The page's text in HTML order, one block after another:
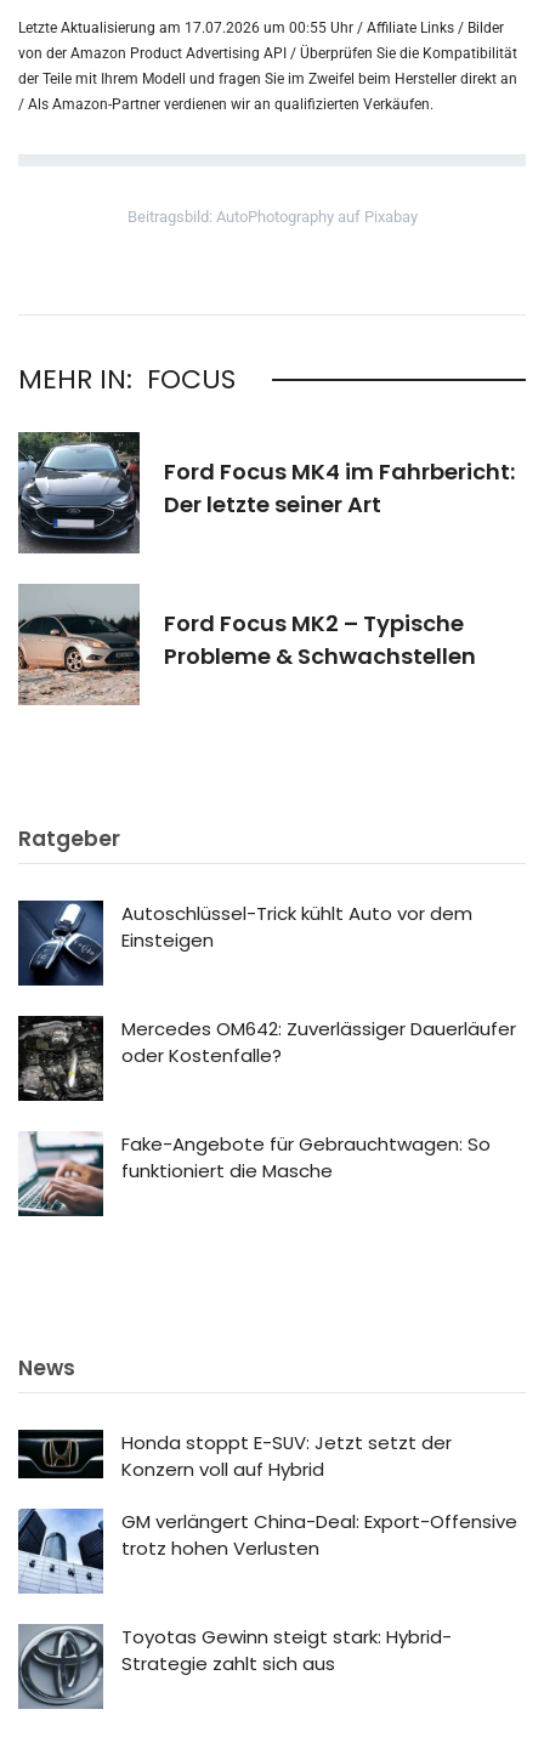
Letzte Aktualisierung am 17.07.2026 um 00:55 Uhr / Affiliate Links / Bilder
von der Amazon Product Advertising API / Überprüfen Sie die Kompatibilität
der Teile mit Ihrem Modell und fragen Sie im Zweifel beim Hersteller direkt an
/ Als Amazon-Partner verdienen wir an qualifizierten Verkäufen.
Beitragsbild: AutoPhotography auf Pixabay
MEHR IN: FOCUS
Ford Focus MK4 im Fahrbericht:
Der letzte seiner Art
Ford Focus MK2 – Typische
Probleme & Schwachstellen
Ratgeber
Autoschlüssel-Trick kühlt Auto vor dem
Einsteigen
Mercedes OM642: Zuverlässiger Dauerläufer
oder Kostenfalle?
Fake-Angebote für Gebrauchtwagen: So
funktioniert die Masche
News
Honda stoppt E-SUV: Jetzt setzt der
Konzern voll auf Hybrid
GM verlängert China-Deal: Export-Offensive
trotz hohen Verlusten
Toyotas Gewinn steigt stark: Hybrid-
Strategie zahlt sich aus